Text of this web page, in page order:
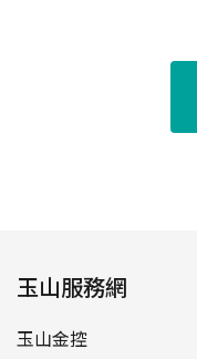
玉山服務網
玉山金控